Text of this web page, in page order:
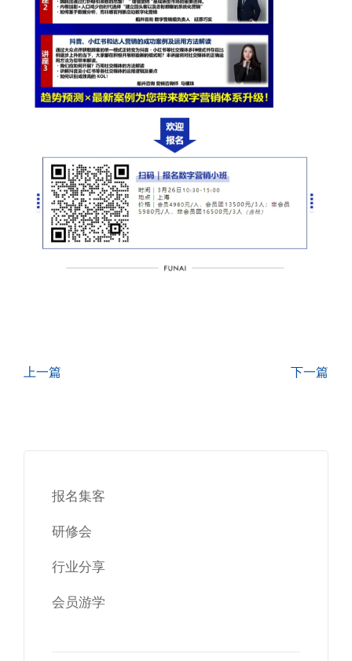
上一篇 下一篇
报名集客
研修会
行业分享
会员游学